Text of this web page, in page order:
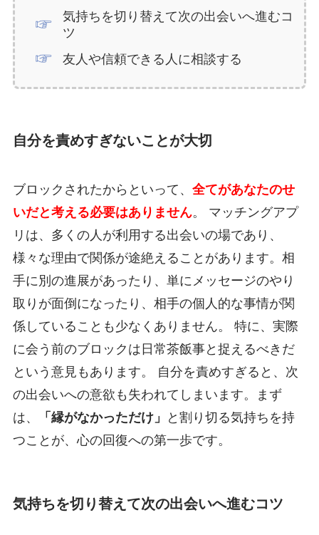
気持ちを切り替えて次の出会いへ進むコ
ツ
友人や信頼できる人に相談する
自分を責めすぎないことが大切
ブロックされたからといって、 全てがあなたのせ
いだと考える必要はありません。 マッチングアプ
リは、多くの人が利用する出会いの場であり、
様々な理由で関係が途絶えることがあります。相
手に別の進展があったり、単にメッセージのやり
取りが面倒になったり、相手の個人的な事情が関
係していることも少なくありません。 特に、実際
に会う前のブロックは日常茶飯事と捉えるべきだ
という意見もあります。 自分を責めすぎると、次
の出会いへの意欲も失われてしまいます。まず
は、
「縁がなかっただけ」
と割り切る気持ちを持
つことが、心の回復への第一歩です。
気持ちを切り替えて次の出会いへ進むコツ